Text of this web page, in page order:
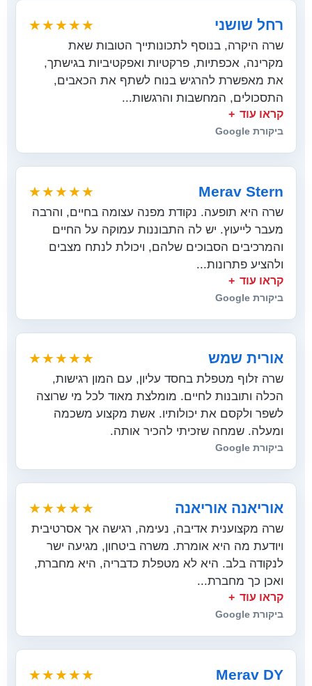
רחל שושני ★★★★★
שרה היקרה, בנוסף לתכונותייך הטובות שאת
מקרינה, אכפתיות, פרקטיות ואפקטיביות בגישתך,
את מאפשרת להרגיש בנוח לשתף את הכאבים,
התסכולים, המחשבות והרגשות...
קראו עוד
ביקורת Google
Merav Stern
★★★★★
שרה היא תופעה. נקודת מפנה עצומה בחיים, והרבה
מעבר לייעוץ. יש לה התבוננות עמוקה על החיים
והמרכיבים הסבוכים שלהם, ויכולת לנתח מצבים
ולהציע פתרונות...
קראו עוד
ביקורת Google
אורית שמש ★★★★★
שרה זלוף מטפלת בחסד עליון, עם המון רגישות,
הכלה ותובנות לחיים. מומלצת מאוד לכל מי שרוצה
לשפר ולקסם את יכולותיו. אשת מקצוע משכמה
ומעלה. שמחה שזכיתי להכיר אותה.
ביקורת Google
אוריאנה אוריאנה ★★★★★
שרה מקצוענית אדיבה, נעימה, רגישה אך אסרטיבית
ויודעת מה היא אומרת. משרה ביטחון, מגיעה ישר
לנקודה בלב. היא לא מטפלת כדבריה, היא מחברת,
ואכן כך מחברת...
קראו עוד
ביקורת Google
Merav DY
★★★★★